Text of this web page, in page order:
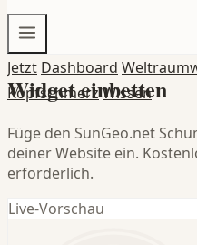
Jetzt Dashboard
KopfschmerzWissen
Widget einbetten
Füge den SunGeo.net
deiner Website ein.
erforderlich.
Live-Vorschau